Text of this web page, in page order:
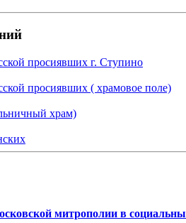
просиявших г. Ступино
просиявших ( храмовое поле)
храм)
митрополии в